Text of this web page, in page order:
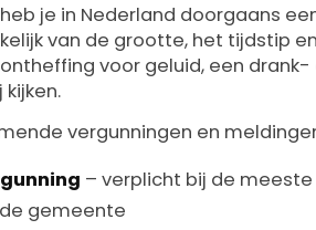
je in Nederland doorgaans
van de grootte, het tijdstip
voor geluid, een
vergunningen en
– verplicht bij de
gemeente